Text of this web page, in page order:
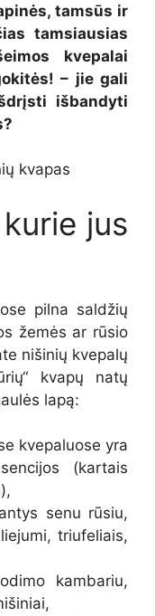
tamsūs ir
tamsiausias
kvepalai
– jie gali
išbandyti
jus
pilna saldžių
žemės ar rūsio
nišinių kvepalų
kvapų natų
lapą:
kvepaluose yra
(kartais
senu rūsiu,
triufeliais,
kambariu,